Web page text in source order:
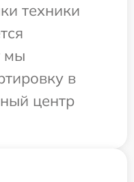
техники
мы
в
центр